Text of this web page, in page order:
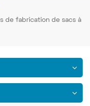
de fabrication de sacs à